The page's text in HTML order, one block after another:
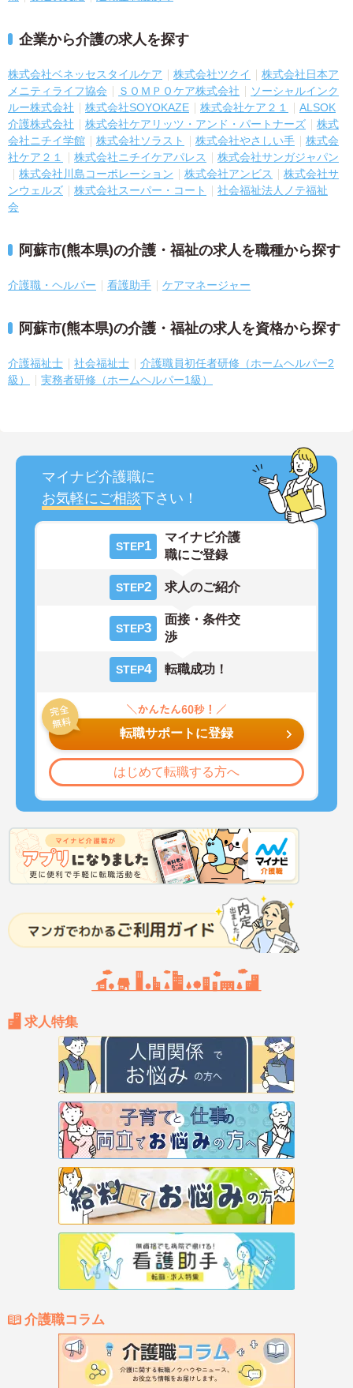
企業から介護の求人を探す
株式会社ベネッセスタイルケア 株式会社ツクイ
株式会社日本ア
メニティライフ協会
ＳＯＭＰＯケア株式会社
ソーシャルインク
ルー株式会社
株式会社SOYOKAZE 株式会社ケア２１
ALSOK
介護株式会社
株式会社ケアリッツ・アンド・パートナーズ
株式
会社ニチイ学館
株式会社ソラスト 株式会社やさしい手
株式会
社ケア２１
株式会社ニチイケアパレス
株式会社サンガジャパン
株式会社川島コーポレーション
株式会社アンビス
株式会社サ
ンウェルズ
株式会社スーパー・コート
社会福祉法人ノテ福祉
会
阿蘇市(熊本県)の介護・福祉の求人を職種から探す
介護職・ヘルパー 看護助手 ケアマネージャー
阿蘇市(熊本県)の介護・福祉の求人を資格から探す
介護福祉士 社会福祉士
介護職員初任者研修（ホームヘルパー2
級）
実務者研修（ホームヘルパー1級）
マイナビ介護職に
お気軽にご相談下さい！
STEP1
マイナビ介護
職にご登録
STEP2 求人のご紹介
STEP3
面接・条件交
渉
STEP4 転職成功！
転職サポートに登録
はじめて転職する方へ
求人特集
介護職コラム